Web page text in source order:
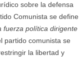
sobre la defensa
Comunista se define
fuerza política dirigente
partido comunista se
la libertad y